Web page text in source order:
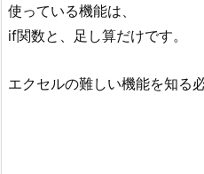
使っている機能は、
if関数と、足し算だけです。
エクセルの難しい機能を知る